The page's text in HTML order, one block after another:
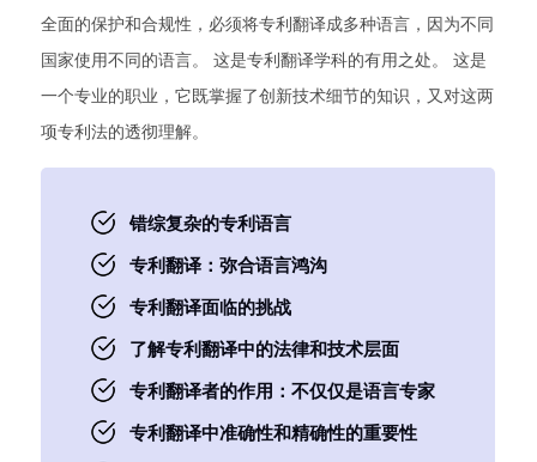
全面的保护和合规性，必须将专利翻译成多种语言，因为不同
国家使用不同的语言。 这是专利翻译学科的有用之处。 这是
一个专业的职业，它既掌握了创新技术细节的知识，又对这两
项专利法的透彻理解。
错综复杂的专利语言
专利翻译：弥合语言鸿沟
专利翻译面临的挑战
了解专利翻译中的法律和技术层面
专利翻译者的作用：不仅仅是语言专家
专利翻译中准确性和精确性的重要性